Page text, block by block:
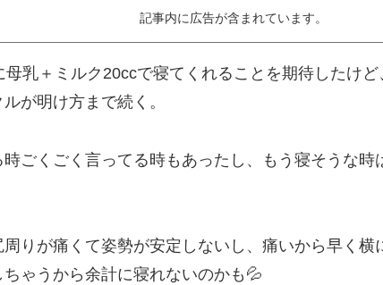
記事内に広告が含まれています。
母乳＋ミルク20ccで寝てくれることを期待したけ
が明け方まで続く。
ごくごく言ってる時もあったし、もう寝そうな時
りが痛くて姿勢が安定しないし、痛いから早く横
ゃうから余計に寝れないのかも💦